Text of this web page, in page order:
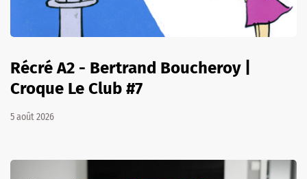
Récré A2 - Bertrand Boucheroy |
Croque Le Club #7
5 août 2026